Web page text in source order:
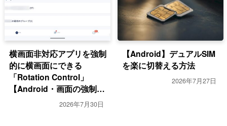
【0570】高額な「ナビダイヤル」に安く電話を掛け
る方法【通話料】
あきらめない！「すだれ」をクリップで網戸に掛け
る方法
Telegramアカウントを削除する方法
横画面非対応アプリを強制
的に横画面にできる
「Rotation Control」
【Android・画面の強制回
2026年7月30日
【Android】デュアルSIM
を楽に切替える方法
2026年7月27日